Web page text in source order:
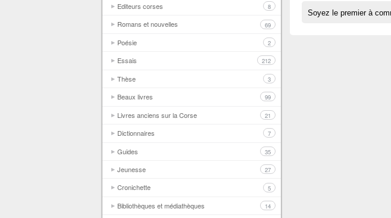
Editeurs corses 8
Romans et nouvelles 69
Poésie 2
Essais 212
Thèse 3
Beaux livres 99
Livres anciens sur la Corse 21
Dictionnaires 7
Guides 35
Jeunesse 27
Cronichette 5
Bibliothèques et médiathèques 14
Soyez le premier à